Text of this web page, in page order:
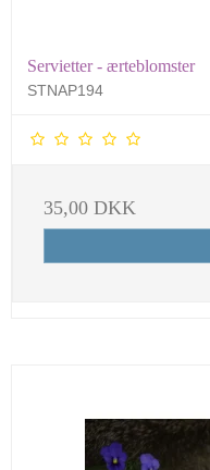
Servietter - ærteblomster
STNAP194
35,00 DKK